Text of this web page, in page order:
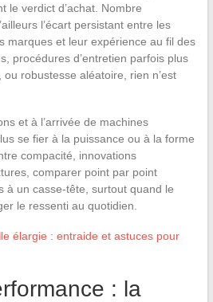
le verdict d’achat. Nombre
l’écart persistant entre les
marques et leur expérience au fil des
procédures d’entretien parfois plus
robustesse aléatoire, rien n’est
et à l’arrivée de machines
se fier à la puissance ou à la forme
compacité, innovations
comparer point par point
à un casse-tête, surtout quand le
le ressenti au quotidien.
élargie : entraide et astuces pour
: la